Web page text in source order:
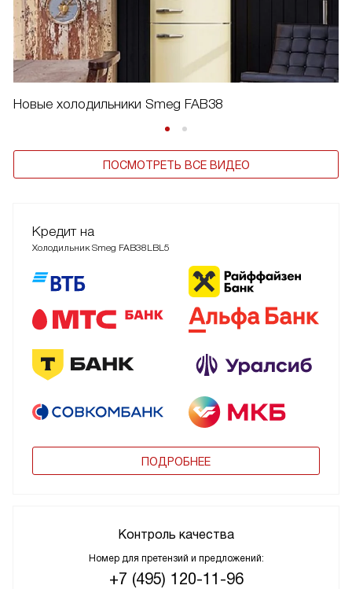
Новые холодильники Smeg FAB38
ПОСМОТРЕТЬ ВСЕ ВИДЕО
Кредит на
Холодильник Smeg FAB38LBL5
ПОДРОБНЕЕ
Контроль качества
Номер для претензий и предложений:
+7 (495) 120-11-96